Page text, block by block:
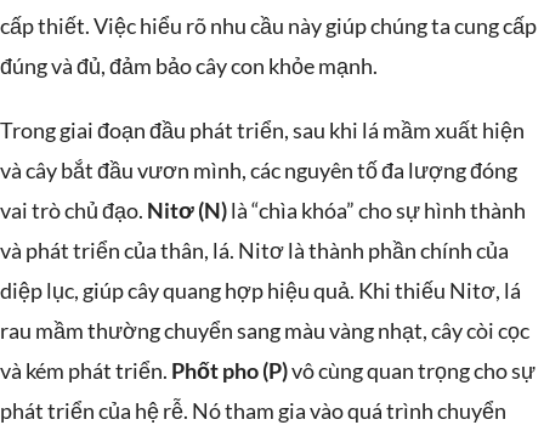
cấp thiết. Việc hiểu rõ nhu cầu này giúp chúng ta cung cấp
đúng và đủ, đảm bảo cây con khỏe mạnh.
Trong giai đoạn đầu phát triển, sau khi lá mầm xuất hiện
và cây bắt đầu vươn mình, các nguyên tố đa lượng đóng
vai trò chủ đạo. Nitơ (N)là “chìa khóa” cho sự hình thành
và phát triển của thân, lá. Nitơ là thành phần chính của
diệp lục, giúp cây quang hợp hiệu quả. Khi thiếu Nitơ, lá
rau mầm thường chuyển sang màu vàng nhạt, cây còi cọc
và kém phát triển. Phốt pho (P)vô cùng quan trọng cho sự
phát triển của hệ rễ. Nó tham gia vào quá trình chuyển